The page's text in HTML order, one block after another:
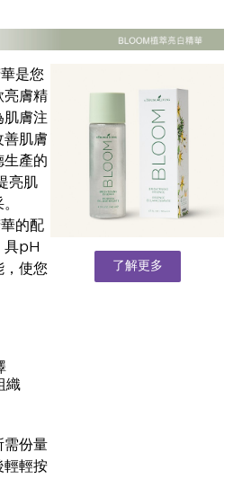
是您
亮膚精
肌膚注
善肌膚
生產的
亮肌
的配
具pH
，使您
織
需份量
輕輕按
了解更多